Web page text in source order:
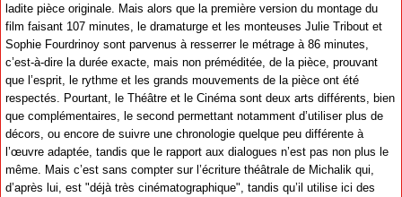
ladite pièce originale. Mais alors que la première version du montage du
film faisant 107 minutes, le dramaturge et les monteuses Julie Tribout et
Sophie Fourdrinoy sont parvenus à resserrer le métrage à 86 minutes,
c’est-à-dire la durée exacte, mais non préméditée, de la pièce, prouvant
que l’esprit, le rythme et les grands mouvements de la pièce ont été
respectés. Pourtant, le Théâtre et le Cinéma sont deux arts différents, bien
que complémentaires, le second permettant notamment d’utiliser plus de
décors, ou encore de suivre une chronologie quelque peu différente à
l’œuvre adaptée, tandis que le rapport aux dialogues n’est pas non plus le
même. Mais c’est sans compter sur l’écriture théâtrale de Michalik qui,
d’après lui, est "déjà très cinématographique", tandis qu’il utilise ici des